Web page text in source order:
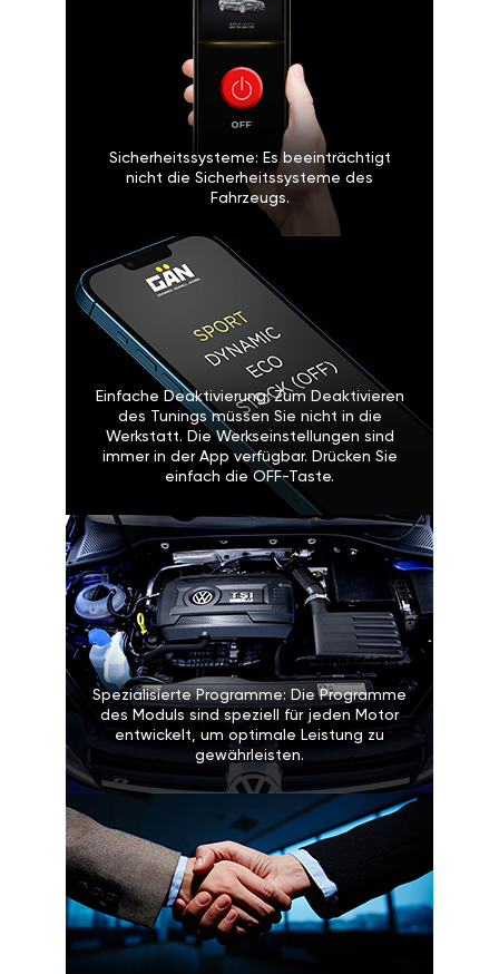
Sicherheitssysteme: Es beeinträchtigt
nicht die Sicherheitssysteme des
Fahrzeugs.
Einfache Deaktivierung: Zum Deaktivieren
des Tunings müssen Sie nicht in die
Werkstatt. Die Werkseinstellungen sind
immer in der App verfügbar. Drücken Sie
einfach die OFF-Taste.
Spezialisierte Programme: Die Programme
des Moduls sind speziell für jeden Motor
entwickelt, um optimale Leistung zu
gewährleisten.